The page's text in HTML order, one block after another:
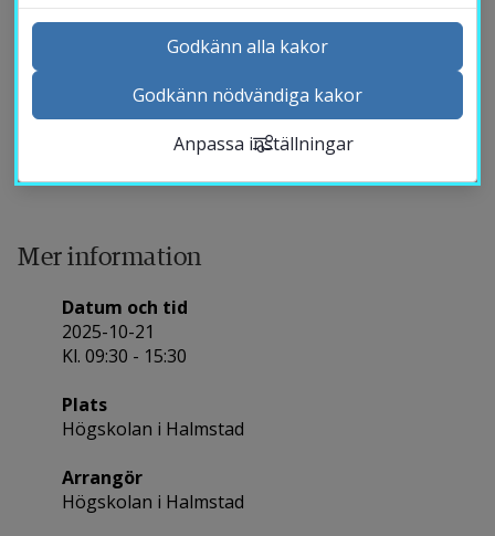
Innovationskonferensen arrangeras den 21 oktober av
Region Halland och Högskolan i Halmstads två
fokusområden, Smarta städer och samhällen och
Mer information
Datum och tid
2025-10-21
Kl. 09:30 - 15:30
Plats
Högskolan i Halmstad
Arrangör
Högskolan i Halmstad
Kontakta och besök oss
Kalender
Studentwebb
Godkänn alla kakor
Godkänn nödvändiga kakor
Anpassa inställningar